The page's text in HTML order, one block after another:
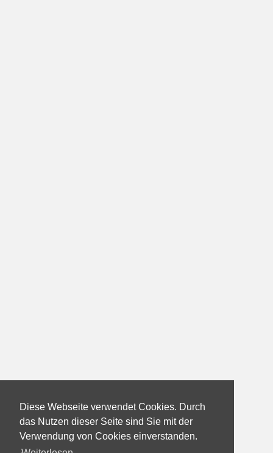
Diese Webseite verwendet Cookies. Durch
das Nutzen dieser Seite sind Sie mit der
Verwendung von Cookies einverstanden.